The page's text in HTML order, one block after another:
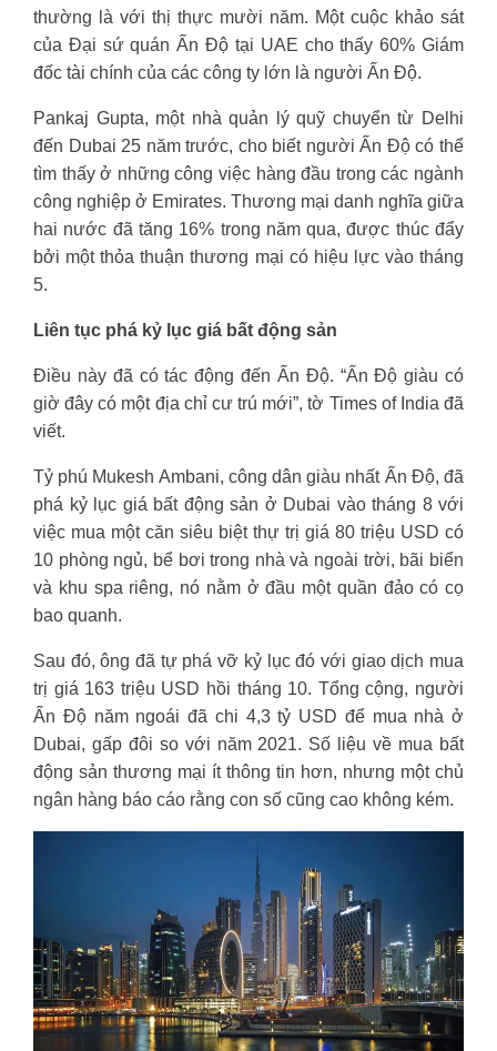
thường là với thị thực mười năm. Một cuộc khảo sát
của Đại sứ quán Ấn Độ tại UAE cho thấy 60% Giám
đốc tài chính của các công ty lớn là người Ấn Độ.
Pankaj Gupta, một nhà quản lý quỹ chuyển từ Delhi
đến Dubai 25 năm trước, cho biết người Ấn Độ có thể
tìm thấy ở những công việc hàng đầu trong các ngành
công nghiệp ở Emirates. Thương mại danh nghĩa giữa
hai nước đã tăng 16% trong năm qua, được thúc đẩy
bởi một thỏa thuận thương mại có hiệu lực vào tháng
5.
Liên tục phá kỷ lục giá bất động sản
Điều này đã có tác động đến Ấn Độ. “Ấn Độ giàu có
giờ đây có một địa chỉ cư trú mới”, tờ Times of India đã
viết.
Tỷ phú Mukesh Ambani, công dân giàu nhất Ấn Độ, đã
phá kỷ lục giá bất động sản ở Dubai vào tháng 8 với
việc mua một căn siêu biệt thự trị giá 80 triệu USD có
10 phòng ngủ, bể bơi trong nhà và ngoài trời, bãi biển
và khu spa riêng, nó nằm ở đầu một quần đảo có cọ
bao quanh.
Sau đó, ông đã tự phá vỡ kỷ lục đó với giao dịch mua
trị giá 163 triệu USD hồi tháng 10. Tổng cộng, người
Ấn Độ năm ngoái đã chi 4,3 tỷ USD để mua nhà ở
Dubai, gấp đôi so với năm 2021. Số liệu về mua bất
động sản thương mại ít thông tin hơn, nhưng một chủ
ngân hàng báo cáo rằng con số cũng cao không kém.